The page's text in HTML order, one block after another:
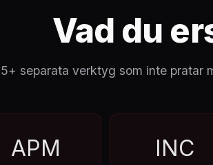
Vad du
separata verktyg som inte
APM INC